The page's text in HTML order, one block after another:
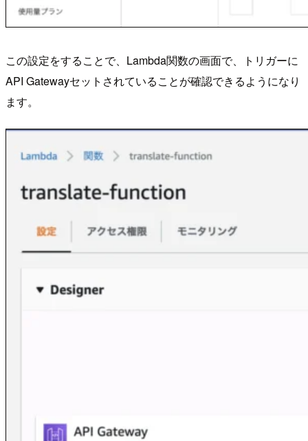
この設定をすることで、Lambda関数の画面で、トリガーに
API Gatewayセットされていることが確認できるようになり
ます。